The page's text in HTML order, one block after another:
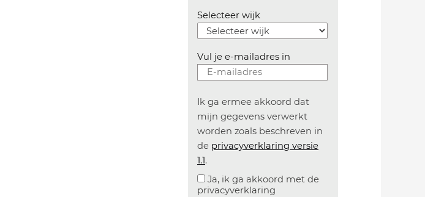
Selecteer wijk
Vul je e-mailadres in
Ik ga ermee akkoord dat
mijn gegevens verwerkt
worden zoals beschreven in
de privacyverklaring versie
1.1.
Ja, ik ga akkoord met de
privacyverklaring